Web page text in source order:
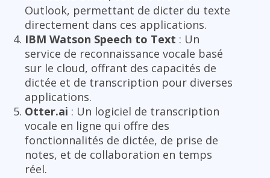
Outlook, permettant de dicter du texte
directement dans ces applications.
IBM Watson Speech to Text : Un
service de reconnaissance vocale basé
sur le cloud, offrant des capacités de
dictée et de transcription pour diverses
applications.
Otter.ai : Un logiciel de transcription
vocale en ligne qui offre des
fonctionnalités de dictée, de prise de
notes, et de collaboration en temps
réel.